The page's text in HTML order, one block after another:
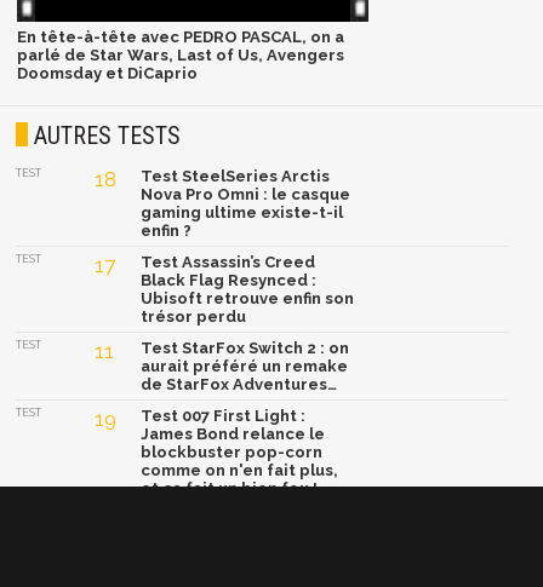
En tête-à-tête avec PEDRO PASCAL, on a
parlé de Star Wars, Last of Us, Avengers
Doomsday et DiCaprio
AUTRES TESTS
TEST 18
Test SteelSeries Arctis
Nova Pro Omni : le casque
gaming ultime existe-t-il
enfin ?
TEST 17
Test Assassin’s Creed
Black Flag Resynced :
Ubisoft retrouve enfin son
trésor perdu
TEST 11
Test StarFox Switch 2 : on
aurait préféré un remake
de StarFox Adventures…
TEST 19
Test 007 First Light :
James Bond relance le
blockbuster pop-corn
comme on n'en fait plus,
et ça fait un bien fou !